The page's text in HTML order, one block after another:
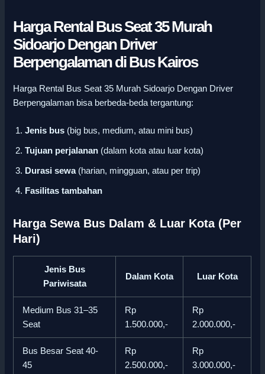
Harga Rental Bus Seat 35 Murah
Sidoarjo Dengan Driver
Berpengalaman di Bus Kairos
Harga Rental Bus Seat 35 Murah Sidoarjo Dengan Driver
Berpengalaman bisa berbeda-beda tergantung:
Jenis bus (big bus, medium, atau mini bus)
Tujuan perjalanan (dalam kota atau luar kota)
Durasi sewa(harian, mingguan, atau per trip)
Fasilitas tambahan
Harga Sewa Bus Dalam & Luar Kota (Per
Hari)
Jenis Bus
Pariwisata
Dalam Kota Luar Kota
Medium Bus 31–35
Seat
Rp
1.500.000,-
Rp
2.000.000,-
Bus Besar Seat 40-
45
Rp
2.500.000,-
Rp
3.000.000,-